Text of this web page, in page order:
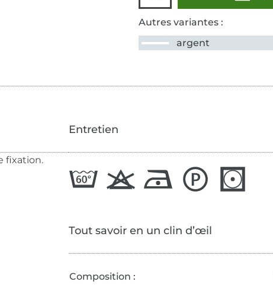
Autres variantes :
argent
fixation.
Entretien
Tout savoir en un clin d’œil
Composition :